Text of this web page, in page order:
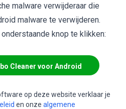
malware verwijderaar die
malware te verwijderen.
knop te klikken:
Cleaner voor Android
op deze website verklaar je
en onze algemene